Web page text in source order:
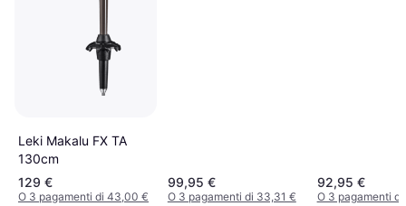
Leki Makalu FX TA
130cm
129 €
O 3 pagamenti di 43,00 €
99,95 €
O 3 pagamenti di 33,31 €
92,95 €
O 3 pagamenti